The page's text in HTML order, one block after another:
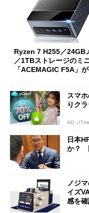
Ryzen 7 H255／24GB
／1TBストレージのミ
「ACEMAGIC F5A」
スマ
りク
AD（
日本
か？
ノジ
イズ
感を